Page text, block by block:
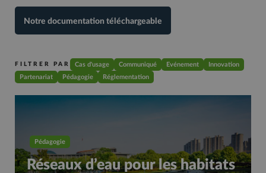
Notre documentation téléchargeable
FILTRER PAR Cas d'usage Communiqué Evénement
Innovation
Partenariat
Pédagogie Réglementation
Pédagogie
Réseaux d’eau pour les habitats